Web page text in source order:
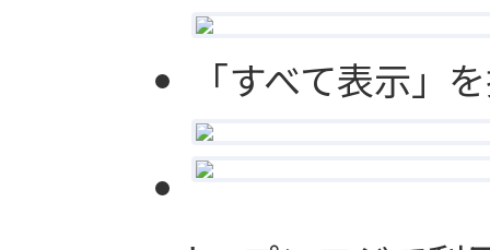
「すべて表示」